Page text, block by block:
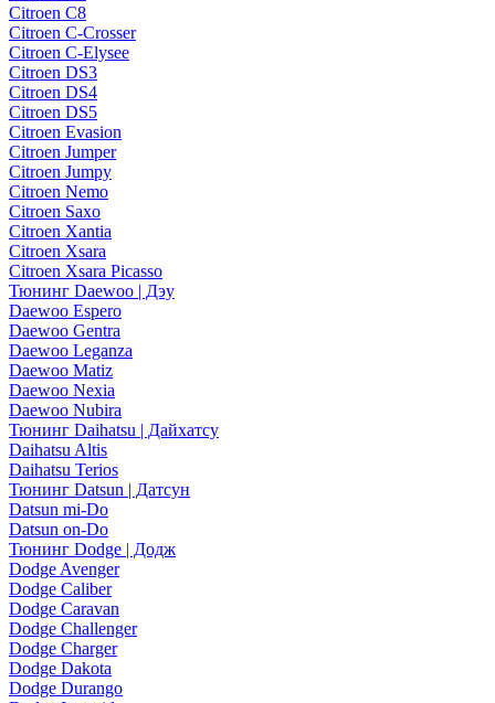
Citroen C8
Citroen C-Crosser
Citroen C-Elysee
Citroen DS3
Citroen DS4
Citroen DS5
Citroen Evasion
Citroen Jumper
Citroen Jumpy
Citroen Nemo
Citroen Saxo
Citroen Xantia
Citroen Xsara
Citroen Xsara Picasso
Тюнинг Daewoo | Дэу
Daewoo Espero
Daewoo Gentra
Daewoo Leganza
Daewoo Matiz
Daewoo Nexia
Daewoo Nubira
Тюнинг Daihatsu | Дайхатсу
Daihatsu Altis
Daihatsu Terios
Тюнинг Datsun | Датсун
Datsun mi-Do
Datsun on-Do
Тюнинг Dodge | Додж
Dodge Avenger
Dodge Caliber
Dodge Caravan
Dodge Challenger
Dodge Charger
Dodge Dakota
Dodge Durango